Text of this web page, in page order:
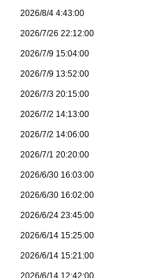
2026/8/4 4:43:00
2026/7/26 22:12:00
2026/7/9 15:04:00
2026/7/9 13:52:00
2026/7/3 20:15:00
2026/7/2 14:13:00
2026/7/2 14:06:00
2026/7/1 20:20:00
2026/6/30 16:03:00
2026/6/30 16:02:00
2026/6/24 23:45:00
2026/6/14 15:25:00
2026/6/14 15:21:00
2026/6/14 12:42:00